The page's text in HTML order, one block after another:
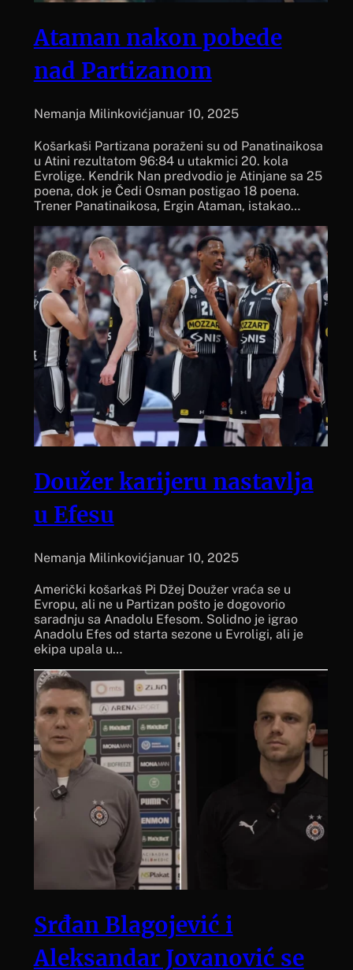
Ataman nakon pobede
nad Partizanom
Nemanja Milinkovićjanuar 10, 2025
Košarkaši Partizana poraženi su od Panatinaikosa
u Atini rezultatom 96:84 u utakmici 20. kola
Evrolige. Kendrik Nan predvodio je Atinjane sa 25
poena, dok je Čedi Osman postigao 18 poena.
Trener Panatinaikosa, Ergin Ataman, istakao…
Doužer karijeru nastavlja
u Efesu
Nemanja Milinkovićjanuar 10, 2025
Američki košarkaš Pi Džej Doužer vraća se u
Evropu, ali ne u Partizan pošto je dogovorio
saradnju sa Anadolu Efesom. Solidno je igrao
Anadolu Efes od starta sezone u Evroligi, ali je
ekipa upala u…
Srđan Blagojević i
Aleksandar Jovanović se